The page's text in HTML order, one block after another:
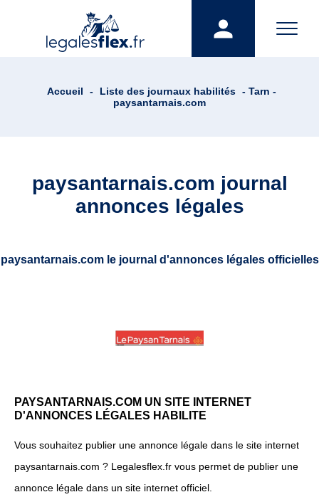
Accueil - Liste des journaux habilités - Tarn -
paysantarnais.com
paysantarnais.com journal
annonces légales
paysantarnais.com le journal d'annonces légales officielles
PAYSANTARNAIS.COM UN SITE INTERNET
D'ANNONCES LÉGALES HABILITE
Vous souhaitez publier une annonce légale dans le site internet
paysantarnais.com ? Legalesflex.fr vous permet de publier une
annonce légale dans un site internet officiel.